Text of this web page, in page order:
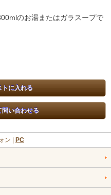
のお湯またはガラスープで
ン | PC